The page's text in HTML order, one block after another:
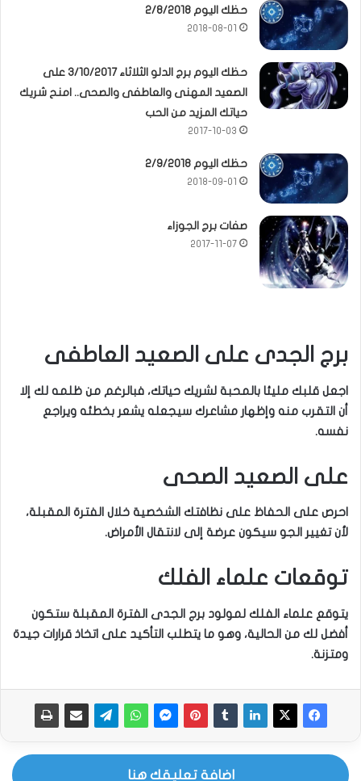
حظك اليوم 2/8/2018
2018-08-01
حظك اليوم برج الدلو الثلاثاء 3/10/2017 على
الصعيد المهنى والعاطفى والصحى.. امنح شريك
حياتك المزيد من الحب
2017-10-03
حظك اليوم 2/9/2018
2018-09-01
صفات برج الجوزاء
2017-11-07
برج الجدى على الصعيد العاطفى
اجعل قلبك مليئا بالمحبة لشريك حياتك، فبالرغم من ظلمه لك إلا
أن التقرب منه وإظهار مشاعرك سيجعله يشعر بخطئه ويراجع
نفسه.
على الصعيد الصحى
احرص على الحفاظ على نظافتك الشخصية خلال الفترة المقبلة،
لأن تغيير الجو سيكون عرضة إلى لانتقال الأمراض.
توقعات علماء الفلك
يتوقع علماء الفلك لمولود برج الجدى الفترة المقبلة ستكون
أفضل لك من الحالية، وهو ما يتطلب التأكيد على اتخاذ قرارات جيدة
ومتزنة.
اضافة تعليقك هنا